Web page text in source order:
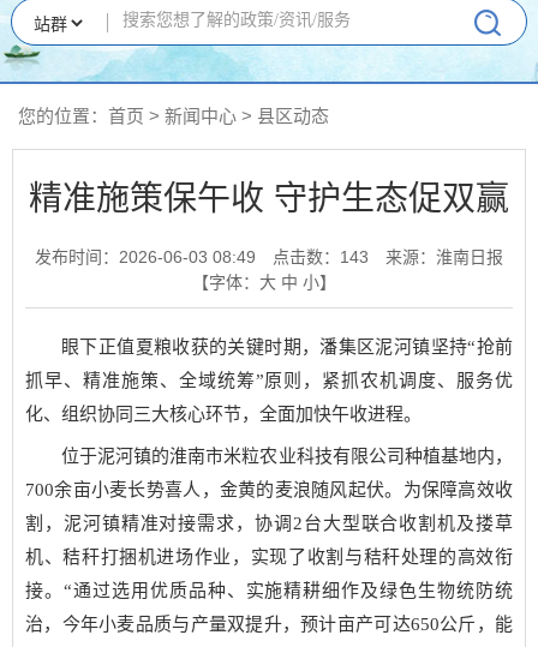
您的位置： 首页 > 新闻中心 > 县区动态
精准施策保午收 守护生态促双赢
发布时间：2026-06-03 08:49 点击数： 143
来源：淮南日报
【字体： 大 中 小】
眼下正值夏粮收获的关键时期，潘集区泥河镇坚持“抢前
抓早、精准施策、全域统筹”原则，紧抓农机调度、服务优
化、组织协同三大核心环节，全面加快午收进程。
位于泥河镇的淮南市米粒农业科技有限公司种植基地内，
700余亩小麦长势喜人，金黄的麦浪随风起伏。为保障高效收
割，泥河镇精准对接需求，协调2台大型联合收割机及搂草
机、秸秆打捆机进场作业，实现了收割与秸秆处理的高效衔
接。“通过选用优质品种、实施精耕细作及绿色生物统防统
治，今年小麦品质与产量双提升，预计亩产可达650公斤，能